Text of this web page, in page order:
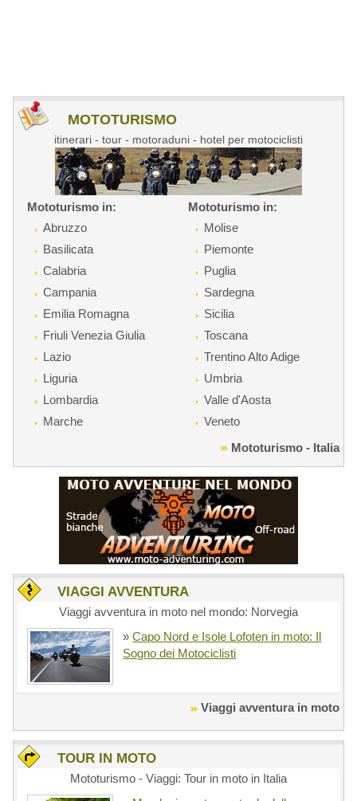
MOTOTURISMO
itinerari - tour - motoraduni - hotel per motociclisti
Mototurismo in:
Abruzzo
Basilicata
Calabria
Campania
Emilia Romagna
Friuli Venezia Giulia
Lazio
Liguria
Lombardia
Marche
Mototurismo in:
Molise
Piemonte
Puglia
Sardegna
Sicilia
Toscana
Trentino Alto Adige
Umbria
Valle d'Aosta
Veneto
Mototurismo - Italia
VIAGGI AVVENTURA
Viaggi avventura in moto nel mondo: Norvegia
»Capo Nord e Isole Lofoten in moto: Il
Sogno dei Motociclisti
Viaggi avventura in moto
TOUR IN MOTO
Mototurismo - Viaggi: Tour in moto in Italia